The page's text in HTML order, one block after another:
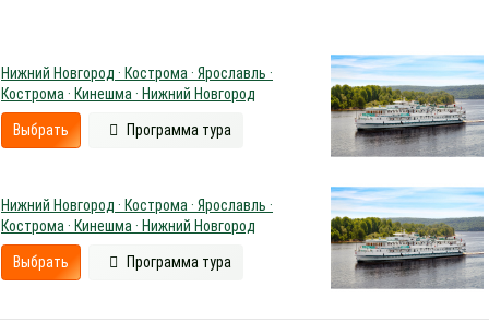
Нижний Новгород · Кострома · Ярославль ·
Кострома · Кинешма · Нижний Новгород
Выбрать Программа тура
Нижний Новгород · Кострома · Ярославль ·
Кострома · Кинешма · Нижний Новгород
Выбрать Программа тура